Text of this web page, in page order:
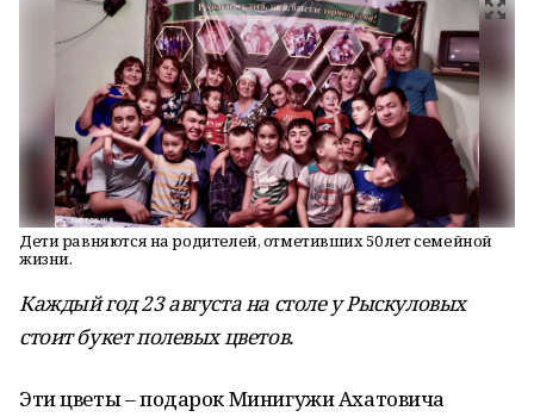
Дети равняются на родителей, отметивших 50 лет семейной
жизни.
Каждый год 23 августа на столе у Рыскуловых
стоит букет полевых цветов.
Эти цветы – подарок Минигужи Ахатовича